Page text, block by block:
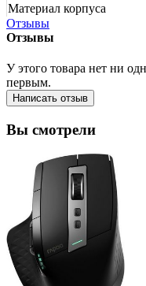
Материал корпуса
Отзывы
Отзывы
У этого товара нет ни
первым.
Написать отзыв
Вы смотрели